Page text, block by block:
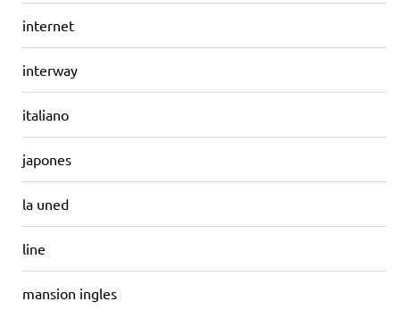
internet
interway
italiano
japones
la uned
line
mansion ingles